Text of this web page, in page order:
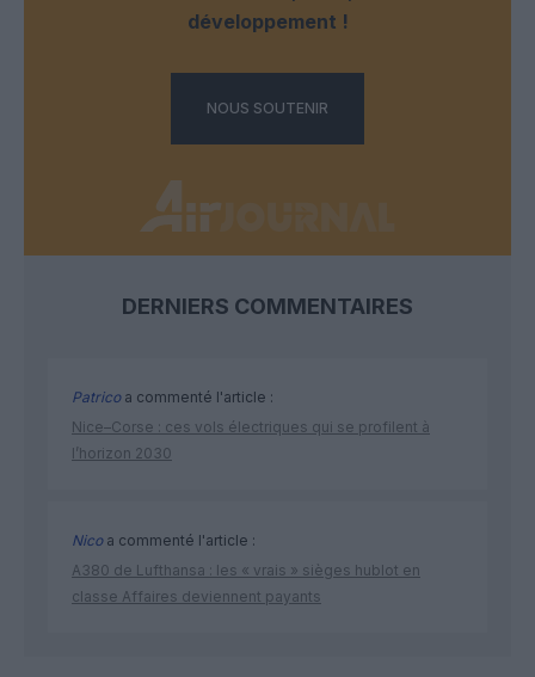
développement !
NOUS SOUTENIR
DERNIERS COMMENTAIRES
Patricoa commenté l'article :
Nice–Corse : ces vols électriques qui se profilent à
l’horizon 2030
Nicoa commenté l'article :
A380 de Lufthansa : les « vrais » sièges hublot en
classe Affaires deviennent payants